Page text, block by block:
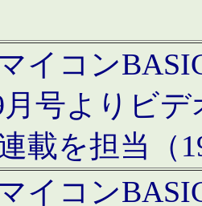
イコン
月号よりビ
載を担当（
イコン